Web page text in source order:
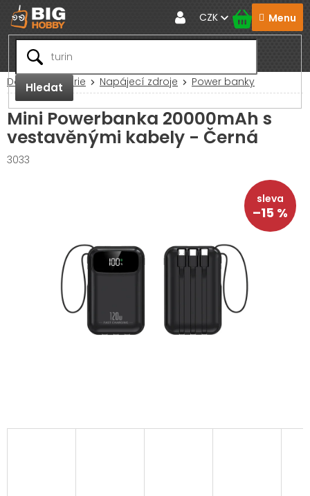
Přejít
na
obsah
Hledat
CZK
Domů Baterie Napájecí zdroje Power banky
Mini Powerbanka 20000mAh s
vestavěnými kabely - Černá
3033
–15 %